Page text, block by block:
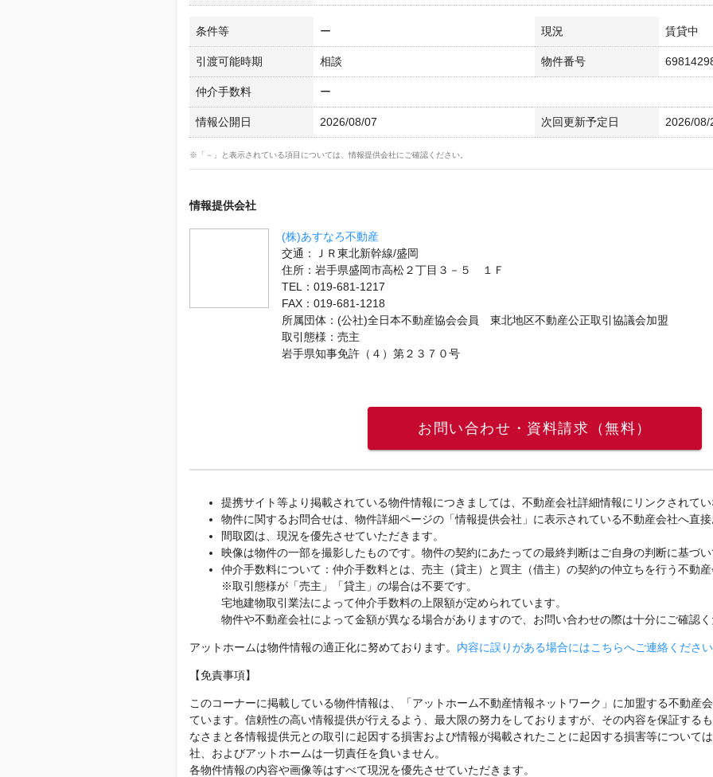
条件等 ー 現況 賃貸中
引渡可能時期 相談 物件番号
仲介手数料 ー
情報公開日 2026/08/07 次回更新予定日 2026/08/
※「－」と表示されている項目については、情報提供会社にご確認ください。
情報提供会社
(株)あすなろ不動産
交通：ＪＲ東北新幹線/盛岡
住所：岩手県盛岡市高松２丁目３－５ １Ｆ
TEL：019-681-1217
FAX：019-681-1218
所属団体：(公社)全日本不動産協会会員 東北地区不動産公正取引協議会加盟
取引態様：売主
岩手県知事免許（４）第２３７０号
お問い合わせ・資料請求（無料）
提携サイト等より掲載されている物件情報につきましては、不動産会社詳細情報にリンクされて
物件に関するお問合せは、物件詳細ページの「情報提供会社」に表示されている不動産会社へ直
間取図は、現況を優先させていただきます。
映像は物件の一部を撮影したものです。物件の契約にあたっての最終判断はご自身の判断に基づ
仲介手数料について：仲介手数料とは、売主（貸主）と買主（借主）の契約の仲立ちを行う不動
※取引態様が「売主」「貸主」の場合は不要です。
宅地建物取引業法によって仲介手数料の上限額が定められています。
物件や不動産会社によって金額が異なる場合がありますので、お問い合わせの際は十分にご確認
アットホームは物件情報の適正化に努めております。 内容に誤りがある場合にはこちらへご連絡くださ
【免責事項】
このコーナーに掲載している物件情報は、「アットホーム不動産情報ネットワーク」に加盟する不動産
ています。信頼性の高い情報提供が行えるよう、最大限の努力をしておりますが、その内容を保証する
なさまと各情報提供元との取引に起因する損害および情報が掲載されたことに起因する損害等について
社、およびアットホームは一切責任を負いません。
各物件情報の内容や画像等はすべて現況を優先させていただきます。